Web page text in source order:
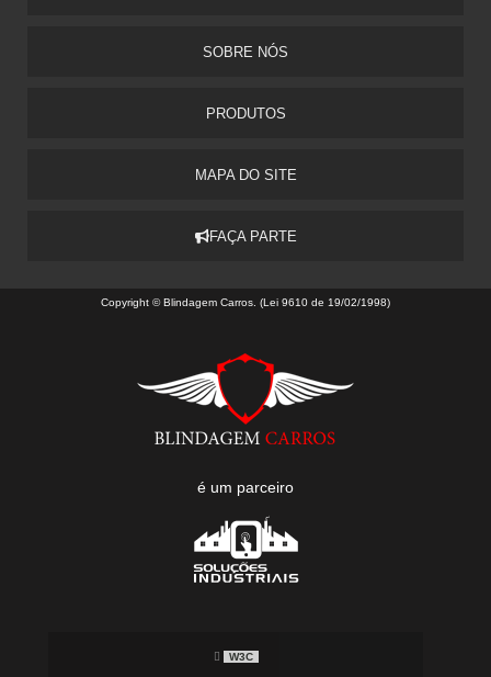
SOBRE NÓS
PRODUTOS
MAPA DO SITE
FAÇA PARTE
Copyright © Blindagem Carros. (Lei 9610 de 19/02/1998)
é um parceiro
W3C